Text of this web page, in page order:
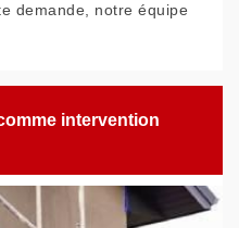
demande, notre équipe
intervention